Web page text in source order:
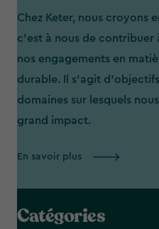
Chez Keter, nous croyons
c'est à nous de contribuer
nos engagements en
durable. Il s’agit
domaines sur lesquels
grand impact.
En savoir plus
Catégories